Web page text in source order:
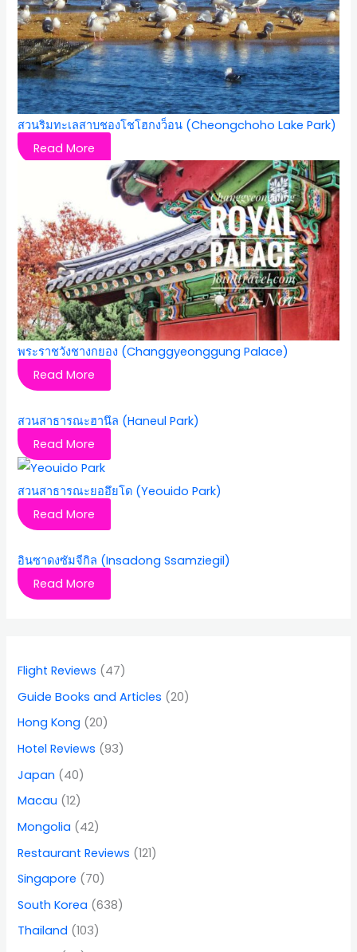
สวนริมทะเลสาบชองโชโฮกงว็อน (Cheongchoho Lake Park)
Read More
พระราชวังชางกยอง (Changgyeonggung Palace)
Read More
สวนสาธารณะฮานึล (Haneul Park)
Read More
สวนสาธารณะยออึยโด (Yeouido Park)
Read More
อินซาดงซัมจีกิล (Insadong Ssamziegil)
Read More
Flight Reviews (47)
Guide Books and Articles (20)
Hong Kong (20)
Hotel Reviews (93)
Japan (40)
Macau (12)
Mongolia (42)
Restaurant Reviews (121)
Singapore (70)
South Korea (638)
Thailand (103)